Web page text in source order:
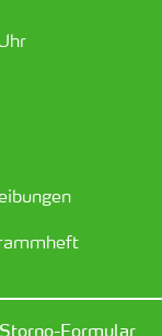
Storno-Formular